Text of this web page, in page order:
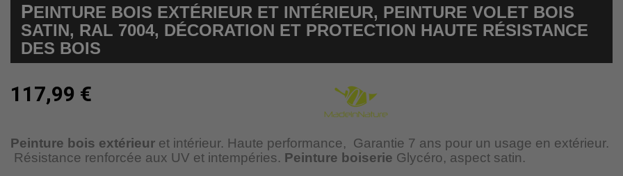
PEINTURE BOIS EXTÉRIEUR ET INTÉRIEUR, PEINTURE VOLET BOIS
SATIN, RAL 7004, DÉCORATION ET PROTECTION HAUTE RÉSISTANCE
DES BOIS
117,99 €
Peinture bois extérieuret intérieur. Haute performance, Garantie 7 ans pour un usage en extérieur.
Résistance renforcée aux UV et intempéries. Peinture boiserie Glycéro, aspect satin.